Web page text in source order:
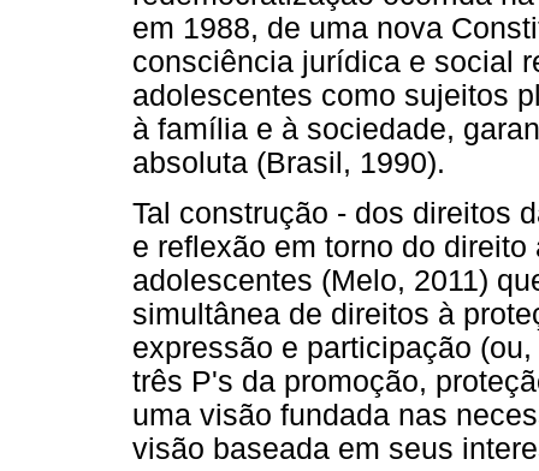
em 1988, de uma nova
consciência jurídica e social
adolescentes como sujeitos
à família e à sociedade,
absoluta (Brasil, 1990).
Tal construção - dos direitos
e reflexão em torno do
adolescentes (Melo, 2011)
simultânea de direitos à
expressão e participação
três P's da promoção,
uma visão fundada nas
visão baseada em seus